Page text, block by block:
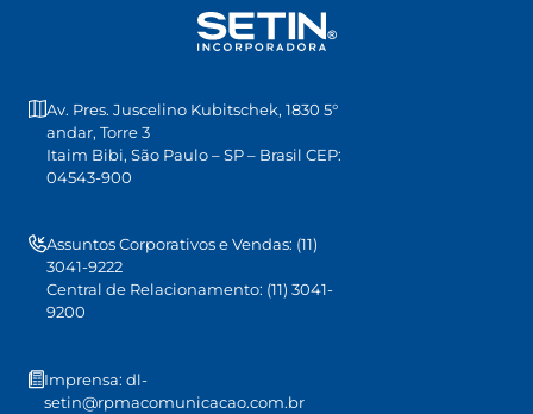
Av. Pres. Juscelino Kubitschek, 1830 5°
andar, Torre 3
Itaim Bibi, São Paulo – SP – Brasil CEP:
04543-900
Assuntos Corporativos e Vendas: (11)
3041-9222
Central de Relacionamento: (11) 3041-
9200
Imprensa: dl-
setin@rpmacomunicacao.com.br